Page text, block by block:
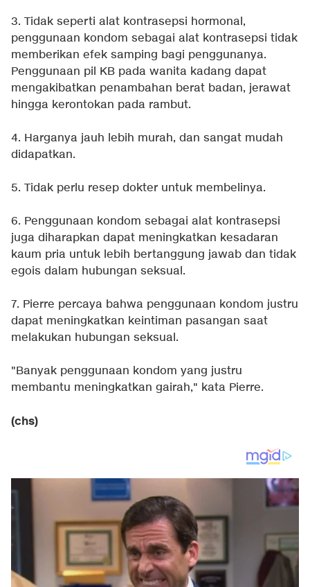
3. Tidak seperti alat kontrasepsi hormonal,
penggunaan kondom sebagai alat kontrasepsi tidak
memberikan efek samping bagi penggunanya.
Penggunaan pil KB pada wanita kadang dapat
mengakibatkan penambahan berat badan, jerawat
hingga kerontokan pada rambut.
4. Harganya jauh lebih murah, dan sangat mudah
didapatkan.
5. Tidak perlu resep dokter untuk membelinya.
6. Penggunaan kondom sebagai alat kontrasepsi
juga diharapkan dapat meningkatkan kesadaran
kaum pria untuk lebih bertanggung jawab dan tidak
egois dalam hubungan seksual.
7. Pierre percaya bahwa penggunaan kondom justru
dapat meningkatkan keintiman pasangan saat
melakukan hubungan seksual.
"Banyak penggunaan kondom yang justru
membantu meningkatkan gairah," kata Pierre.
(chs)